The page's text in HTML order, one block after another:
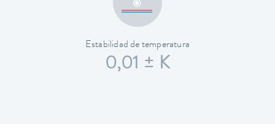
Estabilidad de temperatura
0,01 ± K